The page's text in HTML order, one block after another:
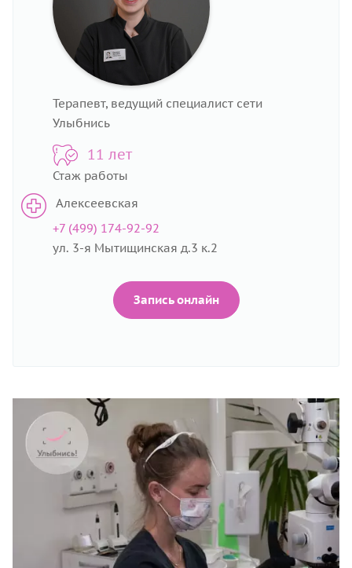
Терапевт, ведущий специалист сети
Улыбнись
11 лет
Стаж работы
Алексеевская
+7 (499) 174-92-92
ул. 3-я Мытищинская д.3 к.2
Запись онлайн